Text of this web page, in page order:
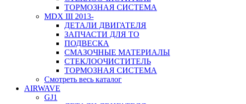
ТОРМОЗНАЯ СИСТЕМА
MDX III 2013-
ДЕТАЛИ ДВИГАТЕЛЯ
ЗАПЧАСТИ ДЛЯ ТО
ПОДВЕСКА
СМАЗОЧНЫЕ МАТЕРИАЛЫ
СТЕКЛООЧИСТИТЕЛЬ
ТОРМОЗНАЯ СИСТЕМА
Смотреть весь каталог
AIRWAVE
GJ1